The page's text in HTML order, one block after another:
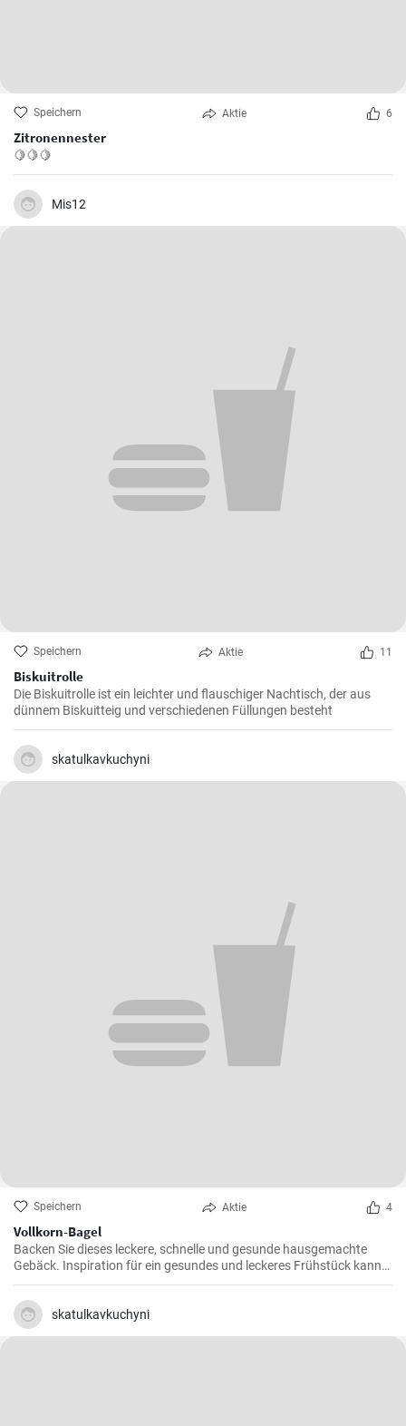
Speichern Aktie 6
Zitronennester
🍋🍋🍋
Mis12
Speichern Aktie 11
Biskuitrolle
Die Biskuitrolle ist ein leichter und flauschiger Nachtisch, der aus
dünnem Biskuitteig und verschiedenen Füllungen besteht
skatulkavkuchyni
Speichern Aktie 4
Vollkorn-Bagel
Backen Sie dieses leckere, schnelle und gesunde hausgemachte
Gebäck. Inspiration für ein gesundes und leckeres Frühstück kann
man nie genug haben.
skatulkavkuchyni